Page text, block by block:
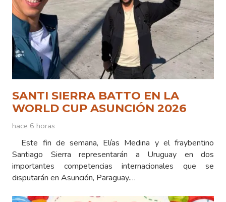
SANTI SIERRA BATTO EN LA
WORLD CUP ASUNCIÓN 2026
hace 6 horas
Este fin de semana, Elías Medina y el fraybentino
Santiago Sierra representarán a Uruguay en dos
importantes competencias internacionales que se
disputarán en Asunción, Paraguay.…